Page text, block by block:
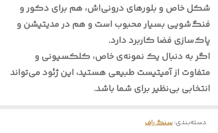
شکل خاص و بلورهای درونی‌اش، هم برای دکور و
فنگ‌شویی بسیار محبوب است و هم در مدیتیشن و
پاک‌سازی فضا کاربرد دارد.
اگر به دنبال یک نمونه‌ی خاص، کلکسیونی و
متفاوت از آمیتیست طبیعی هستید، این ژئود می‌تواند
انتخابی بی‌نظیر برای شما باشد.
دسته‌بندی:سنگ راف